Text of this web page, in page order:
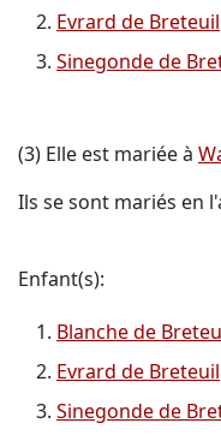
Evrard de Breteuil
Sinegonde de
(3) Elle est mariée à
Ils se sont mariés en
Enfant(s):
Blanche de
Evrard de Breteuil
Sinegonde de